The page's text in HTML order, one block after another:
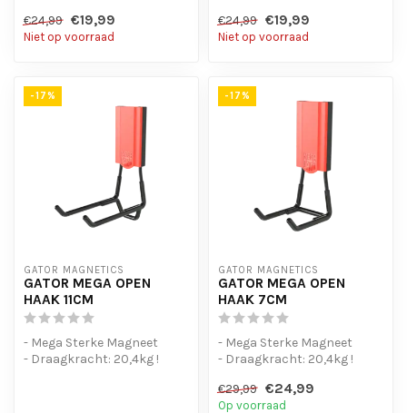
€24,99 €19,99
Niet op voorraad
€24,99 €19,99
Niet op voorraad
-17%
GATOR MAGNETICS
GATOR MEGA OPEN
HAAK 11CM
- Mega Sterke Magneet
- Draagkracht: 20,4kg !
-17%
GATOR MAGNETICS
GATOR MEGA OPEN
HAAK 7CM
- Mega Sterke Magneet
- Draagkracht: 20,4kg !
€29,99 €24,99
Op voorraad